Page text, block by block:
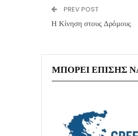
PREV POST
Η Κίνηση στους Δρόμους
ΜΠΟΡΕΊ ΕΠΊΣΗΣ